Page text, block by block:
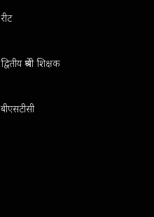
रीट
द्वितीय श्रेणी शिक्षक
बीएसटीसी